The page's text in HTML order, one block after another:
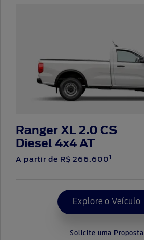
Ranger XL 2.0 CS
Diesel 4x4 AT
A partir de R$ 266.6001
Explore o Veículo
Solicite uma Proposta